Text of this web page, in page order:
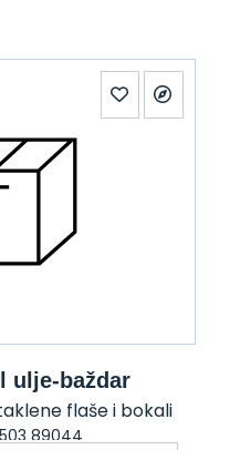
ulje-baždar
flaše i bokali
89044